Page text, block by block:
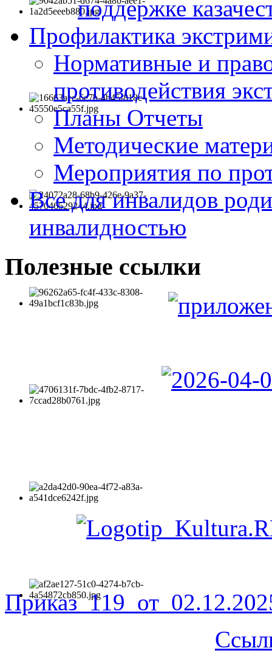
поддержке
Профилактика
Нормативные и
противодействия
Планы Отчеты
Методические
Мероприятия по
Все для инвалидов
инвалидностью
Полезные ссылки